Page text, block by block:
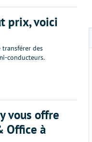
prix, voici
transférer des
conducteurs.
vous offre
Office à